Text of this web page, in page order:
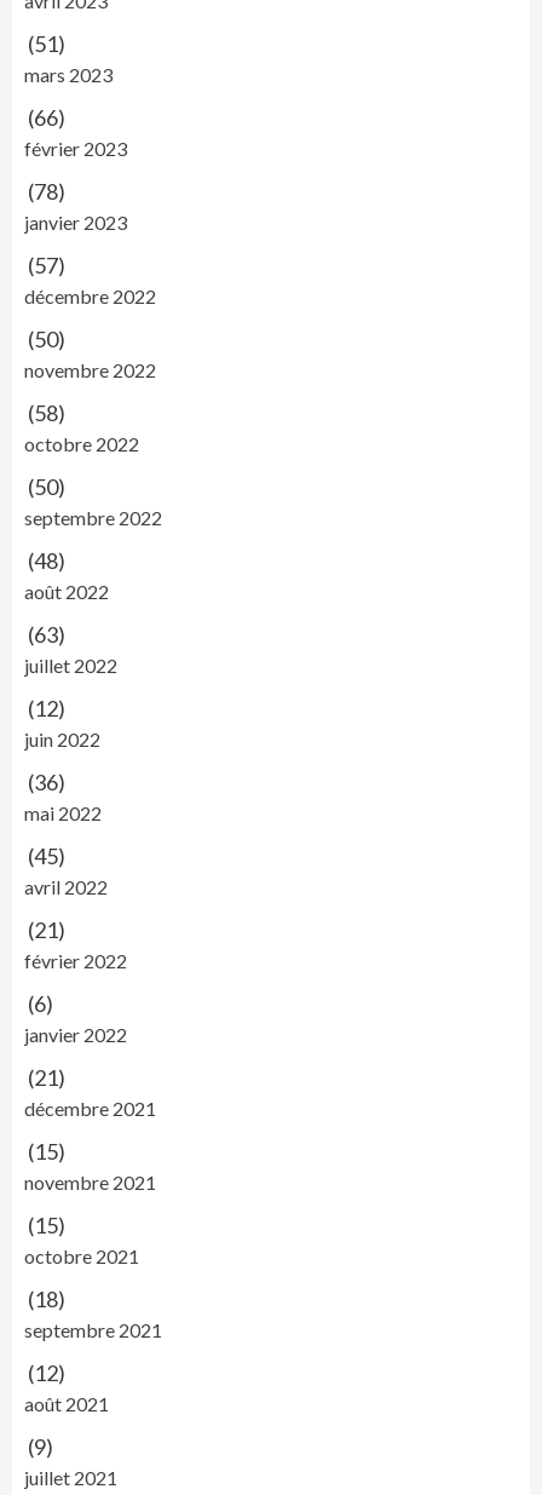
(51)
mars 2023
(66)
février 2023
(78)
janvier 2023
(57)
décembre 2022
(50)
novembre 2022
(58)
octobre 2022
(50)
septembre 2022
(48)
août 2022
(63)
juillet 2022
(12)
juin 2022
(36)
mai 2022
(45)
avril 2022
(21)
février 2022
(6)
janvier 2022
(21)
décembre 2021
(15)
novembre 2021
(15)
octobre 2021
(18)
septembre 2021
(12)
août 2021
(9)
juillet 2021